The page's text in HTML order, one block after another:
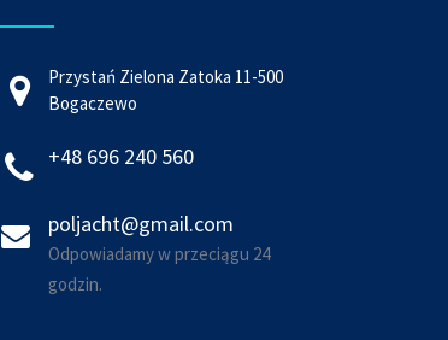
Przystań Zielona Zatoka 11-500
Bogaczewo
+48 696 240 560
poljacht@gmail.com
Odpowiadamy w przeciągu 24
godzin.